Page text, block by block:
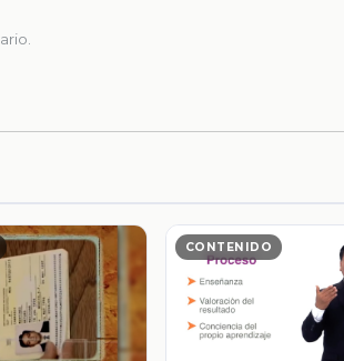
CONTENIDO